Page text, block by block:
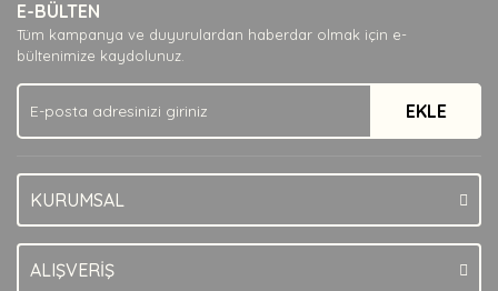
Ürün açıklamasında eksik bilgiler bulunuyor.
Ürün bilgilerinde hatalar bulunuyor.
Ürün fiyatı diğer sitelerden daha pahalı.
Bu ürüne benzer farklı alternatifler olmalı.
E-BÜLTEN
Tüm kampanya ve duyurulardan haberdar olmak için e-
bültenimize kaydolunuz.
EKLE
KURUMSAL
ALIŞVERİŞ